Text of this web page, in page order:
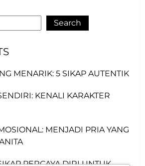
Search
MENARIK: 5 SIKAP AUTENTIK
KENALI KARAKTER
MENJADI PRIA YANG
PERCAYA DIRI UNTUK